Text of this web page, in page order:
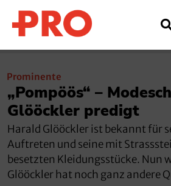
Prominente
„Pompöös“ –
Glööckler predigt
Harald Glööckler ist bekannt für
Auftreten und seine mit
besetzten Kleidungsstücke. Nun
Glööckler hat noch ganz andere